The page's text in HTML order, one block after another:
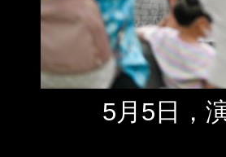
5月5日，演